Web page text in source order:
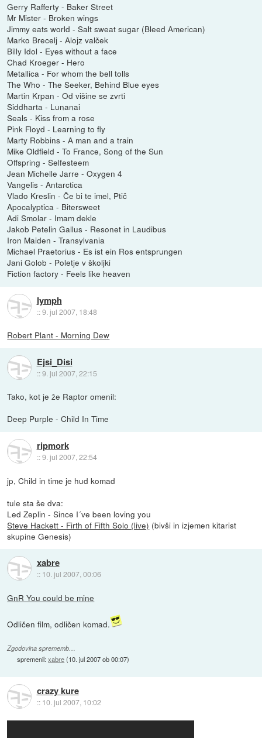
Gerry Rafferty - Baker Street
Mr Mister - Broken wings
Jimmy eats world - Salt sweat sugar (Bleed American)
Marko Brecelj - Alojz valček
Billy Idol - Eyes without a face
Chad Kroeger - Hero
Metallica - For whom the bell tolls
The Who - The Seeker, Behind Blue eyes
Martin Krpan - Od višine se zvrti
Siddharta - Lunanai
Seals - Kiss from a rose
Pink Floyd - Learning to fly
Marty Robbins - A man and a train
Mike Oldfield - To France, Song of the Sun
Offspring - Selfesteem
Jean Michelle Jarre - Oxygen 4
Vangelis - Antarctica
Vlado Kreslin - Če bi te imel, Ptič
Apocalyptica - Bitersweet
Adi Smolar - Imam dekle
Jakob Petelin Gallus - Resonet in Laudibus
Iron Maiden - Transylvania
Michael Praetorius - Es ist ein Ros entsprungen
Jani Golob - Poletje v školjki
Fiction factory - Feels like heaven
lymph
::9. jul 2007, 18:48
Robert Plant - Morning Dew
Ejsi_Disi
::9. jul 2007, 22:15
Tako, kot je že Raptor omenil:
Deep Purple - Child In Time
ripmork
::9. jul 2007, 22:54
jp, Child in time je hud komad
tule sta še dva:
Led Zeplin - Since I´ve been loving you
Steve Hackett - Firth of Fifth Solo (live) (bivši in izjemen kitarist
skupine Genesis)
xabre
:: 10. jul 2007, 00:06
GnR You could be mine
Odličen film, odličen komad.
Zgodovina sprememb…
spremenil:xabre(10. jul 2007 ob 00:07)
crazy kure
:: 10. jul 2007, 10:02